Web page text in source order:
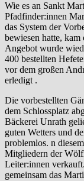
Wie es an Sankt
Pfadfinder:innen
das System der
bewiesen hatte, kam
Angebot wurde
400 bestellten
vor dem großen
erledigt .
Die vorbestellten
dem Schlossplatz
Bäckerei Unrath
guten Wetters und
problemlos. n
Mitgliedern der
Leiter:innen
gemeinsam das